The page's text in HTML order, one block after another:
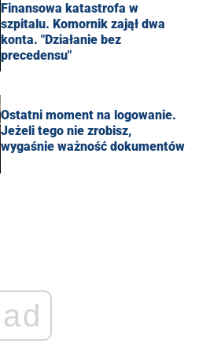
Finansowa katastrofa w
szpitalu. Komornik zajął dwa
konta. "Działanie bez
precedensu"
Ostatni moment na logowanie.
Jeżeli tego nie zrobisz,
wygaśnie ważność dokumentów
ad